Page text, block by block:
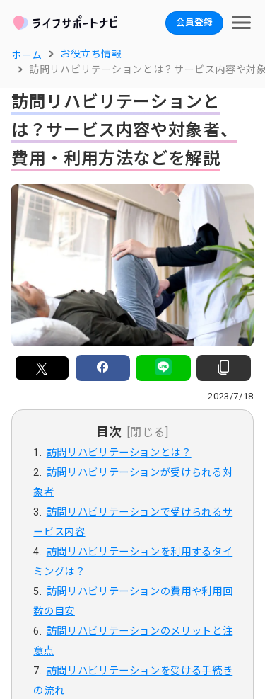
会員登録
ホーム
お役立ち情報
訪問リハビリテーションとは？サービス内容や対
訪問リハビリテーションと
は？サービス内容や対象者、
費用・利用方法などを解説
2023/7/18
目次 [閉じる]
訪問リハビリテーションとは？
訪問リハビリテーションが受けられる対
象者
訪問リハビリテーションで受けられるサ
ービス内容
訪問リハビリテーションを利用するタイ
ミングは？
訪問リハビリテーションの費用や利用回
数の目安
訪問リハビリテーションのメリットと注
意点
訪問リハビリテーションを受ける手続き
の流れ